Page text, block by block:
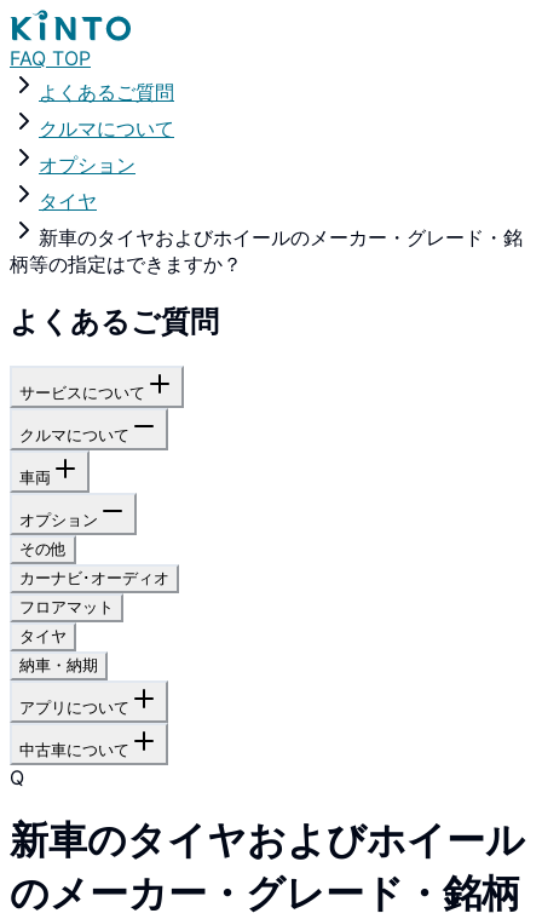
FAQ TOP
よくあるご質問
クルマについて
オプション
タイヤ
新車のタイヤおよびホイールのメーカー・グレード・銘
柄等の指定はできますか？
よくあるご質問
サービスについて
クルマについて
車両
オプション
その他
カーナビ･オーディオ
フロアマット
タイヤ
納車・納期
アプリについて
中古車について
Q
新車のタイヤおよびホイール
のメーカー・グレード・銘柄